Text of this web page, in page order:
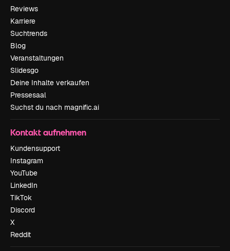
Reviews
Karriere
Suchtrends
Blog
Veranstaltungen
Slidesgo
Deine Inhalte verkaufen
Pressesaal
Suchst du nach magnific.ai
Kontakt aufnehmen
Kundensupport
Instagram
YouTube
LinkedIn
TikTok
Discord
X
Reddit